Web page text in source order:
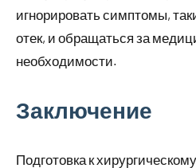
игнорировать симптомы,
отек, и обращаться за
необходимости.
Заключение
Подготовка к